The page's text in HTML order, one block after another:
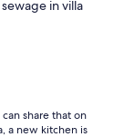
in villa
share that on
a new kitchen is